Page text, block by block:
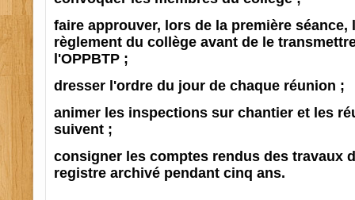
faire approuver, lors de la première séance,
règlement du collège avant de le
l'OPPBTP ;
dresser l'ordre du jour de chaque réunion ;
animer les inspections sur chantier et les
suivent ;
consigner les comptes rendus des travaux
registre archivé pendant cinq ans.